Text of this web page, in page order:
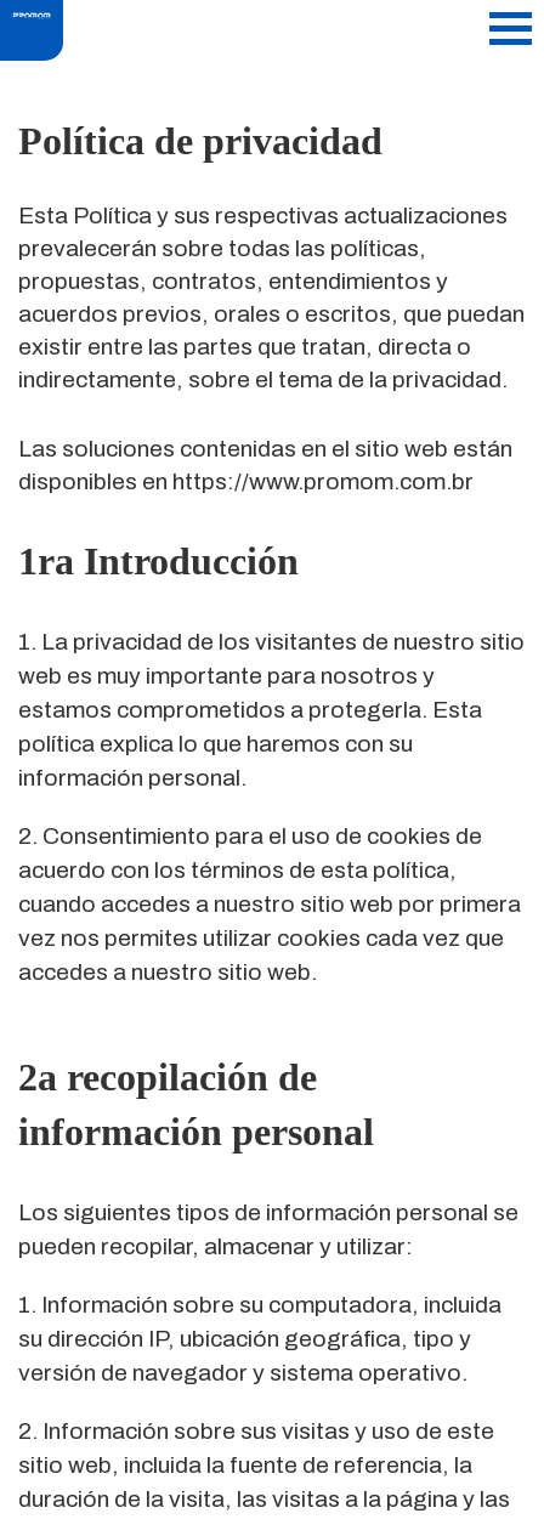
Política de privacidad
Esta Política y sus respectivas actualizaciones
prevalecerán sobre todas las políticas,
propuestas, contratos, entendimientos y
acuerdos previos, orales o escritos, que puedan
existir entre las partes que tratan, directa o
indirectamente, sobre el tema de la privacidad.
Las soluciones contenidas en el sitio web están
disponibles en https://www.promom.com.br
1ra Introducción
1. La privacidad de los visitantes de nuestro sitio
web es muy importante para nosotros y
estamos comprometidos a protegerla. Esta
política explica lo que haremos con su
información personal.
2. Consentimiento para el uso de cookies de
acuerdo con los términos de esta política,
cuando accedes a nuestro sitio web por primera
vez nos permites utilizar cookies cada vez que
accedes a nuestro sitio web.
2a recopilación de
información personal
Los siguientes tipos de información personal se
pueden recopilar, almacenar y utilizar:
1. Información sobre su computadora, incluida
su dirección IP, ubicación geográfica, tipo y
versión de navegador y sistema operativo.
2. Información sobre sus visitas y uso de este
sitio web, incluida la fuente de referencia, la
duración de la visita, las visitas a la página y las